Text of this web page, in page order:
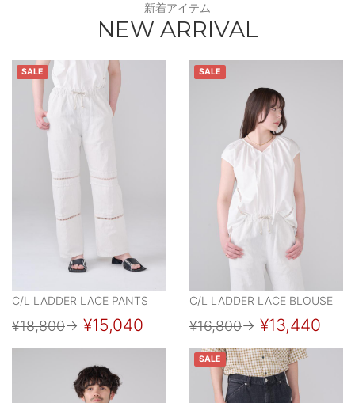
新着アイテム
NEW ARRIVAL
SALE
C/L LADDER LACE PANTS
¥18,800→ ¥15,040
SALE
C/L LADDER LACE BLOUSE
¥16,800→ ¥13,440
SALE